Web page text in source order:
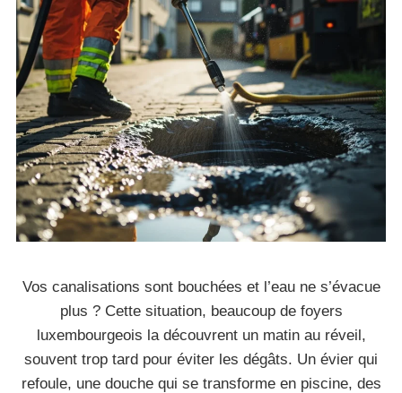
Vos canalisations sont bouchées et l’eau ne s’évacue
plus ? Cette situation, beaucoup de foyers
luxembourgeois la découvrent un matin au réveil,
souvent trop tard pour éviter les dégâts. Un évier qui
refoule, une douche qui se transforme en piscine, des